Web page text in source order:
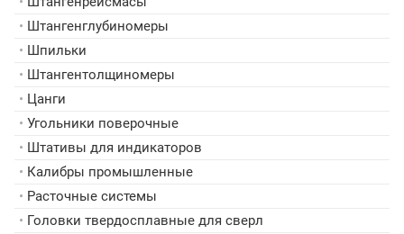
• Штангенглубиномеры
• Шпильки
• Штангентолщиномеры
• Цанги
• Угольники поверочные
• Штативы для индикаторов
• Калибры промышленные
• Расточные системы
• Головки твердосплавные для сверл